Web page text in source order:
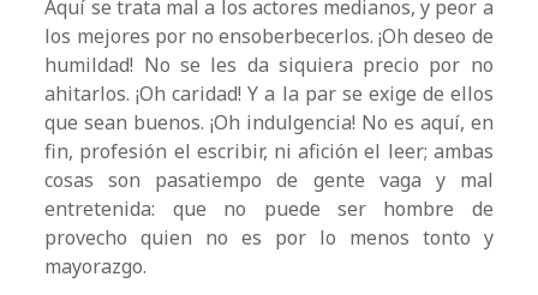
Aquí se trata mal a los actores medianos, y peor a
los mejores por no ensoberbecerlos. ¡Oh deseo de
humildad! No se les da siquiera precio por no
ahitarlos. ¡Oh caridad! Y a la par se exige de ellos
que sean buenos. ¡Oh indulgencia! No es aquí, en
fin, profesión el escribir, ni afición el leer; ambas
cosas son pasatiempo de gente vaga y mal
entretenida: que no puede ser hombre de
provecho quien no es por lo menos tonto y
mayorazgo.